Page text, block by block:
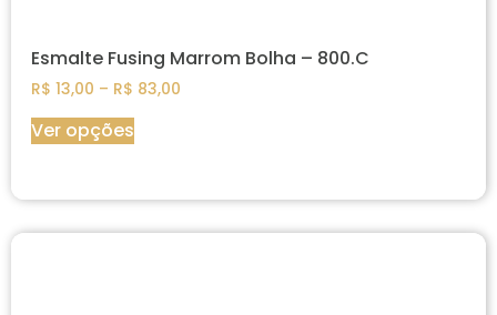
Esmalte Fusing Marrom Bolha – 800.C
R$ 13,00 – R$ 83,00
Ver opções